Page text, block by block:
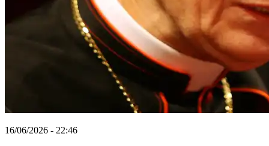
16/06/2026 - 22:46